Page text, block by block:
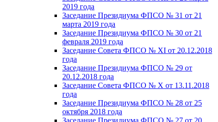
2019 года
Заседание Президиума ФПСО № 31 от 21
марта 2019 года
Заседание Президиума ФПСО № 30 от 21
февраля 2019 года
Заседание Совета ФПСО № XI от 20.12.2018
года
Заседание Президиума ФПСО № 29 от
20.12.2018 года
Заседание Совета ФПСО № X от 13.11.2018
года
Заседание Президиума ФПСО № 28 от 25
октября 2018 года
Заседание Президиума ФПСО № 27 от 20